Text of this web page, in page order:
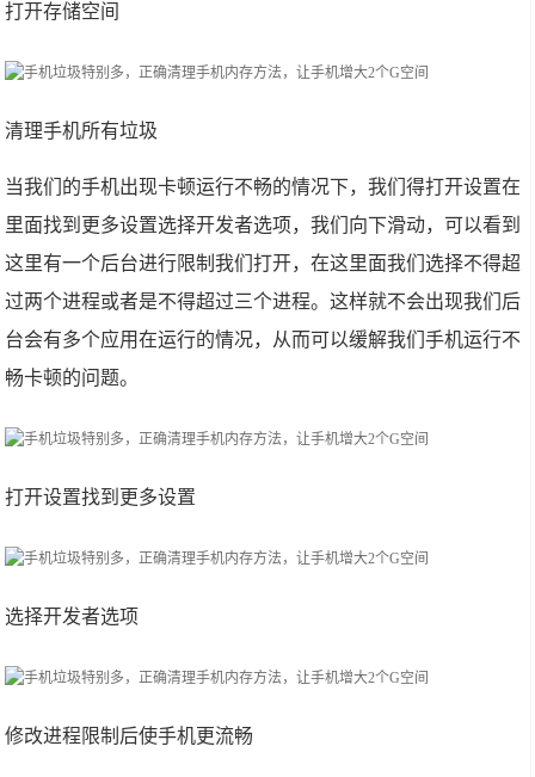
打开存储空间
清理手机所有垃圾
当我们的手机出现卡顿运行不畅的情况下，我们得打开设置在
里面找到更多设置选择开发者选项，我们向下滑动，可以看到
这里有一个后台进行限制我们打开，在这里面我们选择不得超
过两个进程或者是不得超过三个进程。这样就不会出现我们后
台会有多个应用在运行的情况，从而可以缓解我们手机运行不
畅卡顿的问题。
打开设置找到更多设置
选择开发者选项
修改进程限制后使手机更流畅